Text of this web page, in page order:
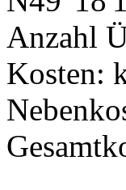
Anzahl
Kosten: